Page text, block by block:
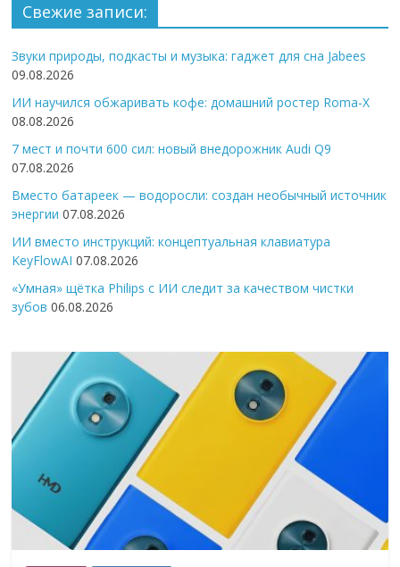
Свежие записи:
Звуки природы, подкасты и музыка: гаджет для сна Jabees
09.08.2026
ИИ научился обжаривать кофе: домашний ростер Roma-X
08.08.2026
7 мест и почти 600 сил: новый внедорожник Audi Q9
07.08.2026
Вместо батареек — водоросли: создан необычный источник
энергии 07.08.2026
ИИ вместо инструкций: концептуальная клавиатура
KeyFlowAI 07.08.2026
«Умная» щётка Philips с ИИ следит за качеством чистки
зубов 06.08.2026